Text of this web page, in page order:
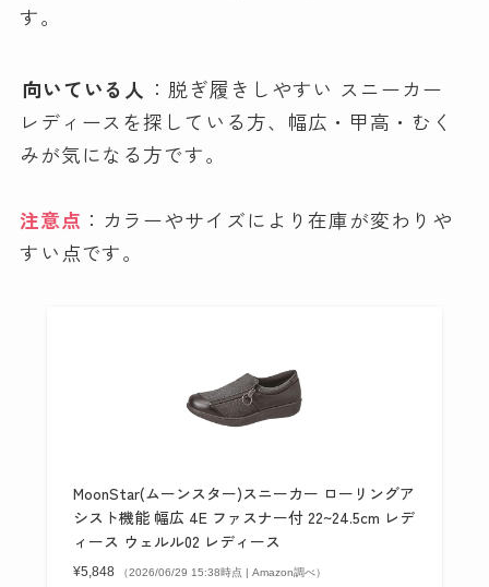
す。
向いている人 ：脱ぎ履きしやすい スニーカー
レディースを探している方、幅広・甲高・むく
みが気になる方です。
注意点 ：カラーやサイズにより在庫が変わりや
すい点です。
MoonStar(ムーンスター)スニーカー ローリングア
シスト機能 幅広 4E ファスナー付 22~24.5cm レデ
ィース ウェルル02 レディース
¥5,848 （2026/06/29 15:38時点 | Amazon調べ）